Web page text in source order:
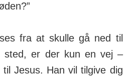
fra at skulle gå ned til
sted, er der kun en vej –
Jesus. Han vil tilgive dig